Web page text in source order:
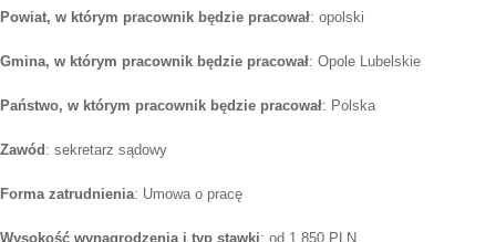
Powiat, w którym pracownik będzie pracował: opolski
Gmina, w którym pracownik będzie pracował: Opole Lubelskie
Państwo, w którym pracownik będzie pracował: Polska
Zawód : sekretarz sądowy
Forma zatrudnienia: Umowa o pracę
Wysokość wynagrodzenia i typ stawki: od 1 850 PLN